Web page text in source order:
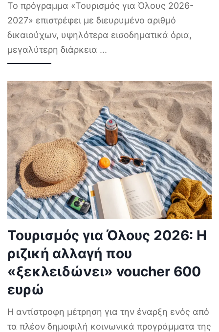
Το πρόγραμμα «Τουρισμός για Όλους 2026-
2027» επιστρέφει με διευρυμένο αριθμό
δικαιούχων, υψηλότερα εισοδηματικά όρια,
μεγαλύτερη διάρκεια ...
Τουρισμός για Όλους 2026: Η
ριζική αλλαγή που
«ξεκλειδώνει» voucher 600
ευρώ
Η αντίστροφη μέτρηση για την έναρξη ενός από
τα πλέον δημοφιλή κοινωνικά προγράμματα της